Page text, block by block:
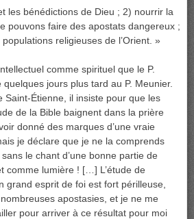
les bénédictions de Dieu ; 2) nourrir la
pouvons faire des apostats dangereux ;
religieuses de l’Orient. »
comme spirituel que le P.
jours plus tard au P. Meunier.
Saint-Étienne, il insiste pour que les
de la Bible baignent dans la prière
donné des marques d’une vraie
je déclare que je ne la comprends
le chant d’une bonne partie de
comme lumière ! […] L’étude de
grand esprit de foi est fort périlleuse,
apostasies, et je ne me
pour arriver à ce résultat pour moi